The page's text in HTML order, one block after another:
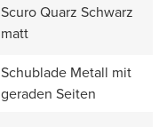
Scuro Quarz Schwarz
matt
Schublade Metall mit
geraden Seiten